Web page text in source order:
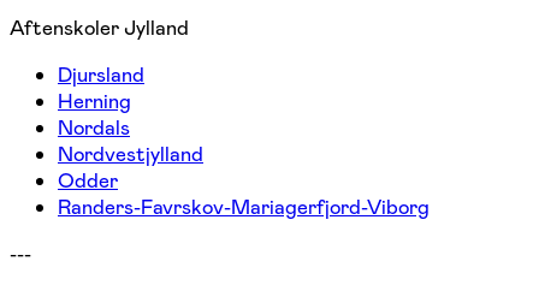
Aftenskoler Jylland
Djursland
Herning
Nordals
Nordvestjylland
Odder
Randers-Favrskov-Mariagerfjord-Viborg
---